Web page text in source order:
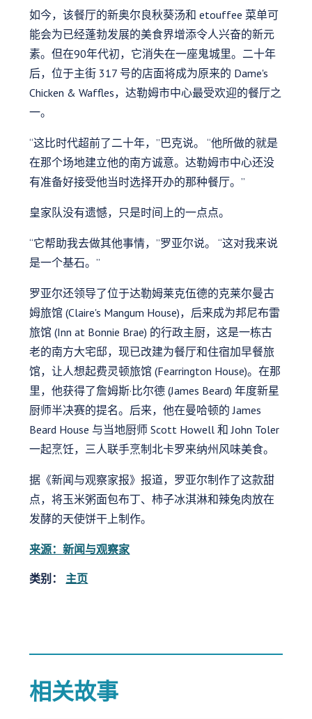
如今，该餐厅的新奥尔良秋葵汤和 etouffee 菜单可
能会为已经蓬勃发展的美食界增添令人兴奋的新元
素。但在90年代初，它消失在一座鬼城里。二十年
后，位于主街 317 号的店面将成为原来的 Dame's
Chicken & Waffles，达勒姆市中心最受欢迎的餐厅之
一。
“这比时代超前了二十年，”巴克说。 “他所做的就是
在那个场地建立他的南方诚意。达勒姆市中心还没
有准备好接受他当时选择开办的那种餐厅。”
皇家队没有遗憾，只是时间上的一点点。
“它帮助我去做其他事情，”罗亚尔说。 “这对我来说
是一个基石。”
罗亚尔还领导了位于达勒姆莱克伍德的克莱尔曼古
姆旅馆 (Claire's Mangum House)，后来成为邦尼布雷
旅馆 (Inn at Bonnie Brae) 的行政主厨，这是一栋古
老的南方大宅邸，现已改建为餐厅和住宿加早餐旅
馆，让人想起费灵顿旅馆 (Fearrington House)。在那
里，他获得了詹姆斯·比尔德 (James Beard) 年度新星
厨师半决赛的提名。后来，他在曼哈顿的 James
Beard House 与当地厨师 Scott Howell 和 John Toler
一起烹饪，三人联手烹制北卡罗来纳州风味美食。
据《新闻与观察家报》报道，罗亚尔制作了这款甜
点，将玉米粥面包布丁、柿子冰淇淋和辣兔肉放在
发酵的天使饼干上制作。
来源：新闻与观察家
类别： 主页
相关故事